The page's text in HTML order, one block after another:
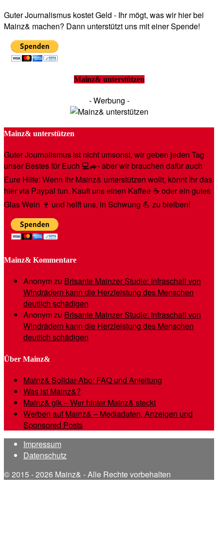
Guter Journalismus kostet Geld - Ihr mögt, was wir hier bei
Mainz& machen? Dann unterstützt uns mit einer Spende!
Mainz& unterstützen
- Werbung -
Mainz& unterstützen
Guter Journalismus ist nicht umsonst, wir geben jeden Tag
unser Bestes für Euch 💻🚙- aber wir brauchen dafür auch
Eure Hilfe: Wenn Ihr Mainz& unterstützen wollt, könnt Ihr das
hier via Paypal tun. Kauft uns einen Kaffee ☕️ oder ein gutes
Glas Wein 🍷 und helft uns, in Schwung 💪 zu bleiben!
Mainz& Kommentare
Anonymzu Brisante Mainzer Studie: Infraschall von
Windrädern kann die Herzleistung des Menschen
deutlich schädigen
Anonymzu Brisante Mainzer Studie: Infraschall von
Windrädern kann die Herzleistung des Menschen
deutlich schädigen
Über Mainz&
Mainz& Solidar-Abo: FAQ und Anleitung
Was ist Mainz&?
Mainz& gik – Wer hinter Mainz& steckt
Werben auf Mainz& – Mediadaten, Anzeigen und
Sponsored Posts
Impressum
Datenschutz
© 2015 - 2026 Mainz& - Alle Rechte vorbehalten